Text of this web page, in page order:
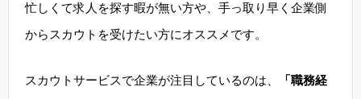
忙しくて求人を探す暇が無い方や、手っ取り早く企業側
からスカウトを受けたい方にオススメです。
スカウトサービスで企業が注目しているのは、
「職務経